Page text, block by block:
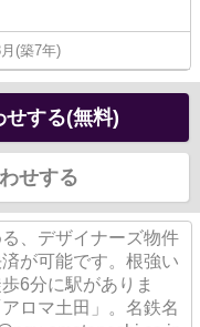
(築7年)
せする(無料)
せする
、デザイナーズ物件
が可能です。根強い
6分に駅がありま
ロマ土田」。名鉄名